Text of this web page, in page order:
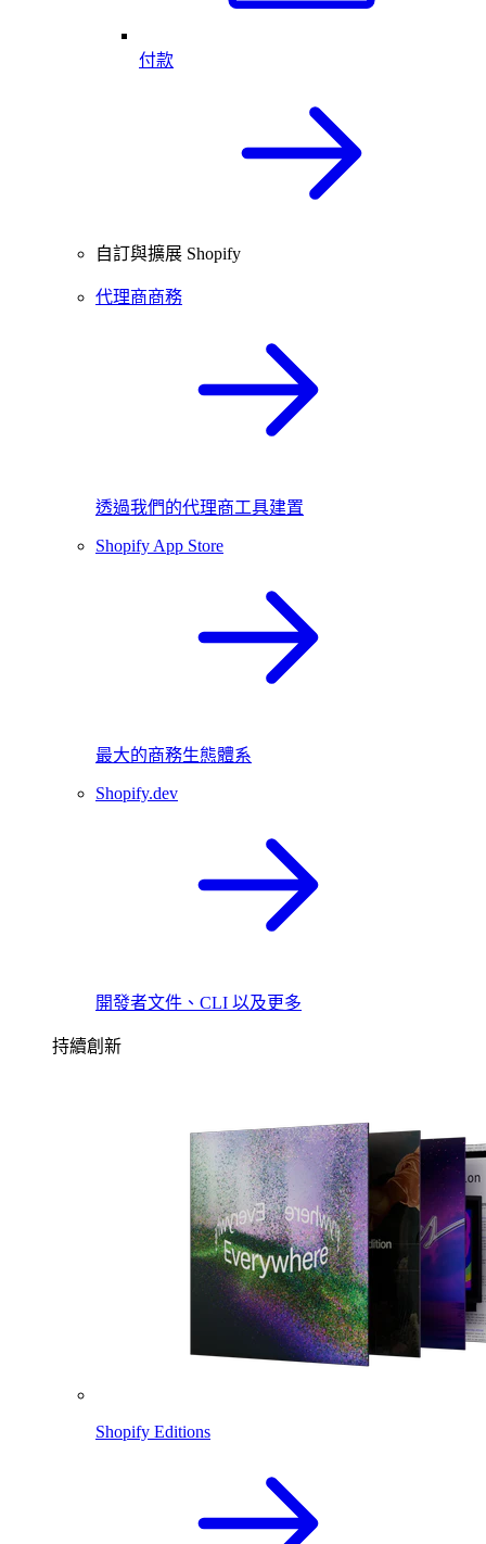
付款
自訂與擴展 Shopify
代理商商務
透過我們的代理商工具建置
Shopify App Store
最大的商務生態體系
Shopify.dev
開發者文件、CLI 以及更多
持續創新
Shopify Editions